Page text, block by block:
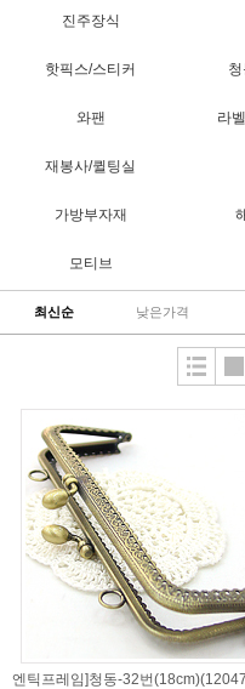
진주장식
핫픽스/스티커
와팬 라
재봉사/퀼팅실
가방부자재
모티브
최신순 낮은가격
엔틱프레임]청동-32번